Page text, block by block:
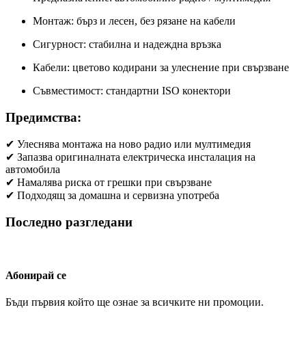
Монтаж: бърз и лесен, без рязане на кабели
Сигурност: стабилна и надеждна връзка
Кабели: цветово кодирани за улеснение при свързване
Съвместимост: стандартни ISO конектори
Предимства:
✔ Улеснява монтажа на ново радио или мултимедия
✔ Запазва оригиналната електрическа инсталация на
автомобила
✔ Намалява риска от грешки при свързване
✔ Подходящ за домашна и сервизна употреба
Последно разгледани
Абонирай се
Бъди първия който ще ознае за всичките ни промоции.